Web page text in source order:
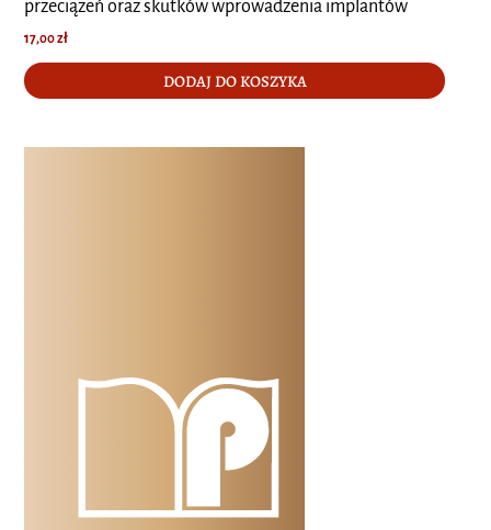
przeciążeń oraz skutków wprowadzenia implantów
17,00zł
DODAJ DO KOSZYKA